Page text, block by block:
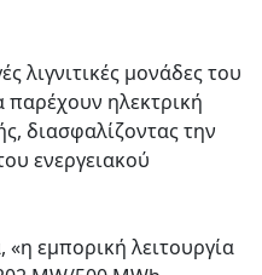
λιγνιτικές μονάδες του
παρέχουν ηλεκτρική
διασφαλίζοντας την
ενεργειακού
εμπορική λειτουργία